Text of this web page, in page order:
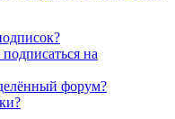
на
форум?